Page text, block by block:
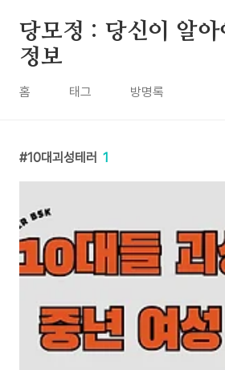
당모정 : 당신이 알아
정보
홈 태그 방명록
10대괴성테러 1